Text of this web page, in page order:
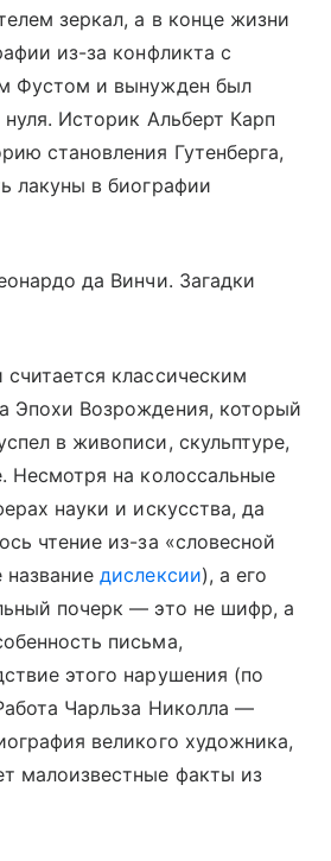
зеркал, а в конце жизни
из-за конфликта с
Фустом и вынужден был
Историк Альберт Карп
становления Гутенберга,
лакуны в биографии
да Винчи. Загадки
классическим
Эпохи Возрождения, который
в живописи, скульптуре,
Несмотря на колоссальные
науки и искусства, да
чтение из-за «словесной
названиедислексии), а его
почерк — это не шифр, а
письма,
этого нарушения (по
Чарльза Николла —
великого художника,
малоизвестные факты из